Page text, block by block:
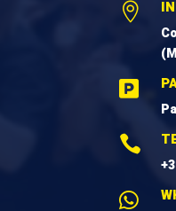



